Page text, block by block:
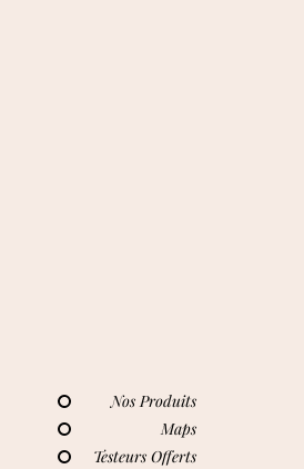
Nos Produits
Maps
Testeurs Offerts